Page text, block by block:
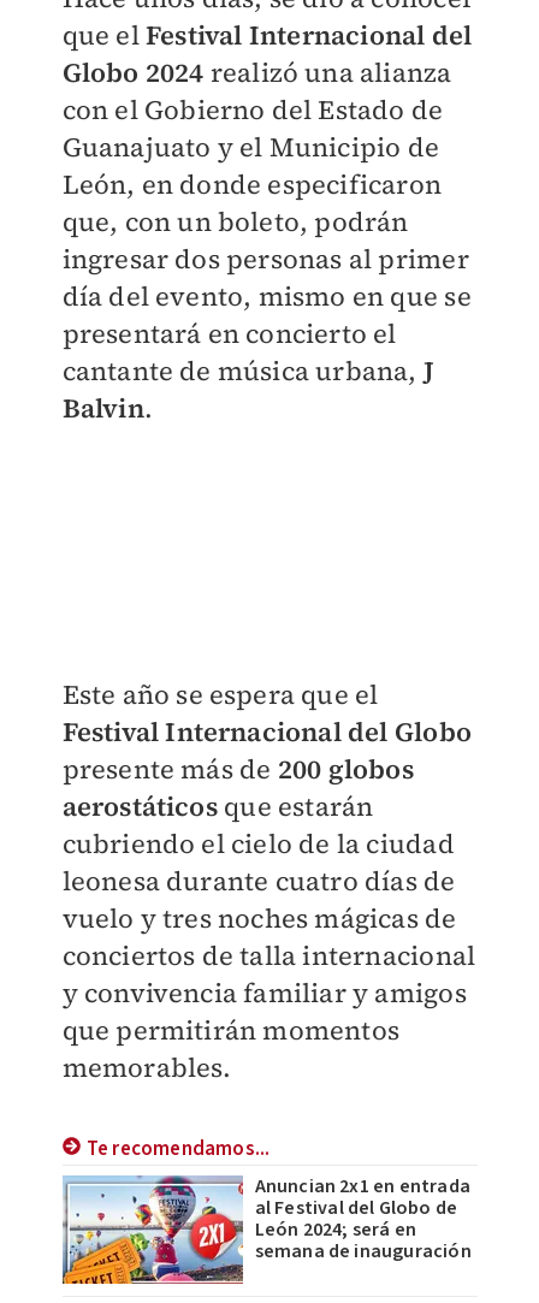
que elFestival Internacional del
Globo 2024 realizó una alianza
con el Gobierno del Estado de
Guanajuato y el Municipio de
León, en donde especificaron
que, con un boleto, podrán
ingresar dos personas al primer
día del evento, mismo en que se
presentará en concierto el
cantante de música urbana, J
Balvin.
Este año se espera que el
Festival Internacional del Globo
presente más de 200 globos
aerostáticosque estarán
cubriendo el cielo de la ciudad
leonesa durante cuatro días de
vuelo y tres noches mágicas de
conciertos de talla internacional
y convivencia familiar y amigos
que permitirán momentos
memorables.
Te recomendamos...
Anuncian 2x1 en entrada
al Festival del Globo de
León 2024; será en
semana de inauguración